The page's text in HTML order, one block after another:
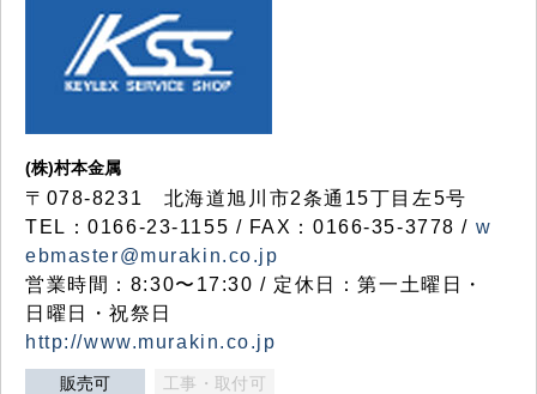
(株)村本金属
〒078-8231 北海道旭川市2条通15丁目左5号
TEL：0166-23-1155 / FAX：0166-35-3778 / w
ebmaster@murakin.co.jp
営業時間：8:30〜17:30 / 定休日：第一土曜日・
日曜日・祝祭日
http://www.murakin.co.jp
販売可 工事・取付可